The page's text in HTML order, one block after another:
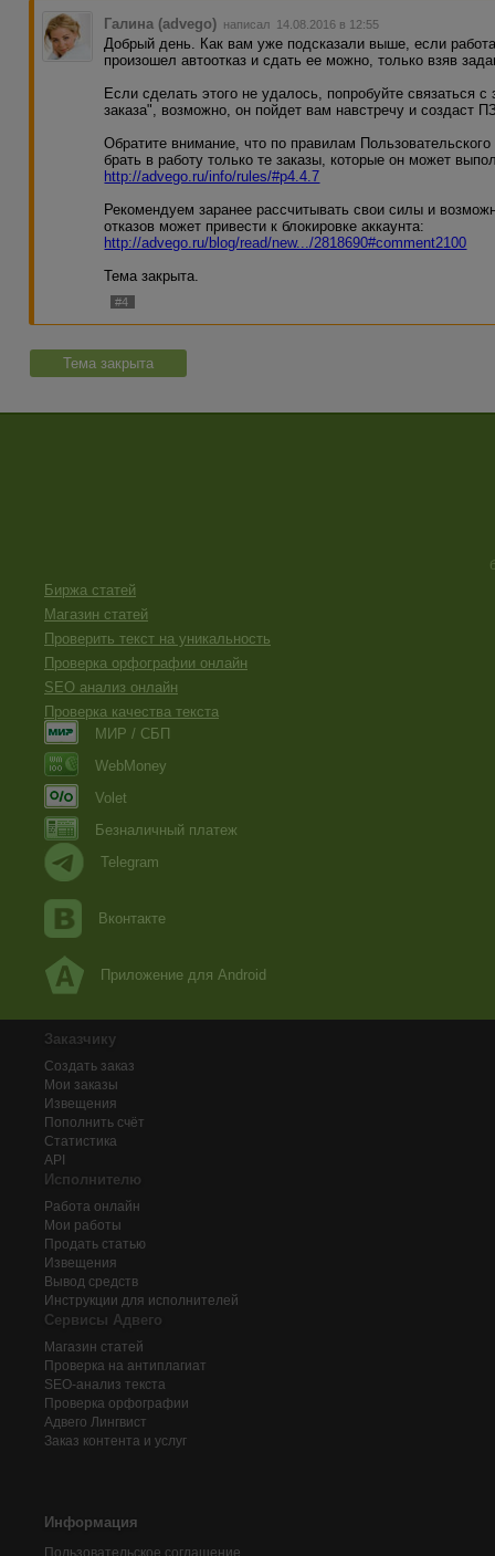
Галина (advego) написал 14.08.2016 в 12:55
Добрый день. Как вам уже подсказали выше, если
произошел автоотказ и сдать ее можно, только взяв
Если сделать этого не удалось, попробуйте связаться
заказа", возможно, он пойдет вам навстречу и создаст
Обратите внимание, что по правилам
брать в работу только те заказы, которые он может
http://advego.ru/info/rules/#p4.4.7
Рекомендуем заранее рассчитывать свои силы и
отказов может привести к блокировке аккаунта:
http://advego.ru/blog/read/new.../2818690#comment2100
Тема закрыта.
#4
Тема закрыта
Биржа статей
Магазин статей
Проверить текст на уникальность
Проверка орфографии онлайн
SEO анализ онлайн
Проверка качества текста
МИР / СБП
WebMoney
Volet
Безналичный платеж
Telegram
Вконтакте
Приложение для Android
Заказчику
Создать заказ
Мои заказы
Извещения
Пополнить счёт
Статистика
API
Исполнителю
Работа онлайн
Мои работы
Продать статью
Извещения
Вывод средств
Инструкции для исполнителей
Сервисы Адвего
Магазин статей
Проверка на антиплагиат
SEO-анализ текста
Проверка орфографии
Адвего Лингвист
Заказ контента и услуг
Информация
Пользовательское соглашение